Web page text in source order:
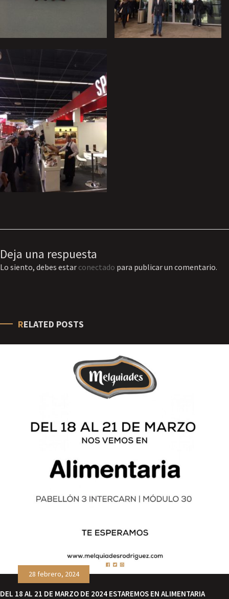
Deja una respuesta
Lo siento, debes estar conectado para publicar un comentario.
RELATED POSTS
28 febrero, 2024
DEL 18 AL 21 DE MARZO DE 2024 ESTAREMOS EN ALIMENTARIA